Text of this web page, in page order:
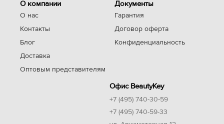
О компании
О нас
Контакты
Блог
Доставка
Оптовым представителям
Документы
Гарантия
Договор оферта
Конфиденциальность
Офис BeautyKey
+7 (495) 740-30-59
+7 (495) 740-59-33